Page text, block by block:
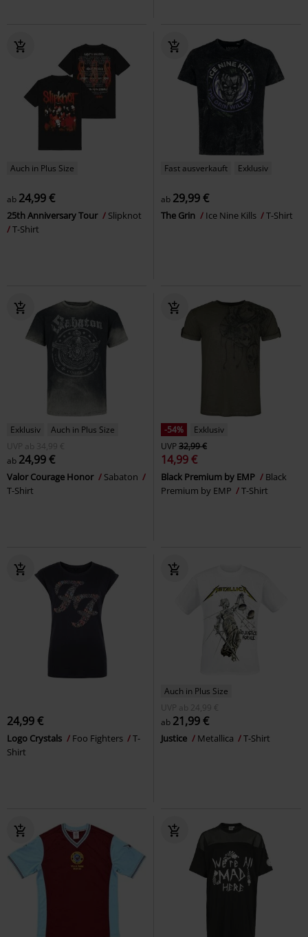
Auch in Plus Size
ab 24,99 €
25th Anniversary Tour
Slipknot
T-Shirt
Fast ausverkauft Exklusiv
ab 29,99 €
The Grin Ice Nine Kills T-Shirt
Exklusiv
Auch in Plus Size
UVP
ab
34,99 €
ab 24,99 €
Valor Courage Honor
Sabaton
T-Shirt
-54%
Exklusiv
UVP32,99 €
14,99 €
Black Premium by EMP
Black
Premium by EMP
T-Shirt
24,99 €
Logo Crystals Foo Fighters
T-
Shirt
Auch in Plus Size
UVP
ab 24,99 €
ab 21,99 €
Justice Metallica T-Shirt